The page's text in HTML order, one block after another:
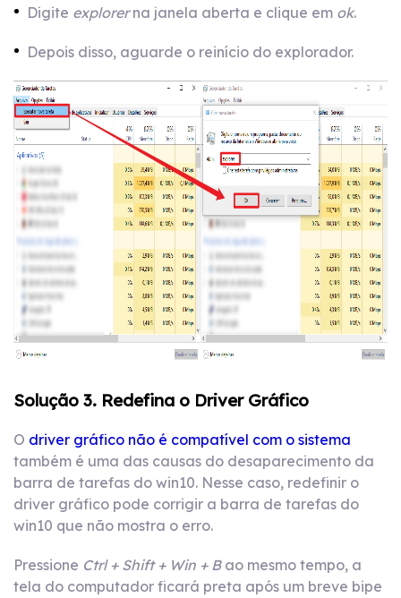
Digite explorerna janela aberta e clique em ok.
Depois disso, aguarde o reinício do explorador.
Solução 3. Redefina o Driver Gráfico
O driver gráfico não é compatível com o sistema
também é uma das causas do desaparecimento da
barra de tarefas do win10. Nesse caso, redefinir o
driver gráfico pode corrigir a barra de tarefas do
win10 que não mostra o erro.
Pressione Ctrl + Shift + Win + Bao mesmo tempo, a
tela do computador ficará preta após um breve bipe